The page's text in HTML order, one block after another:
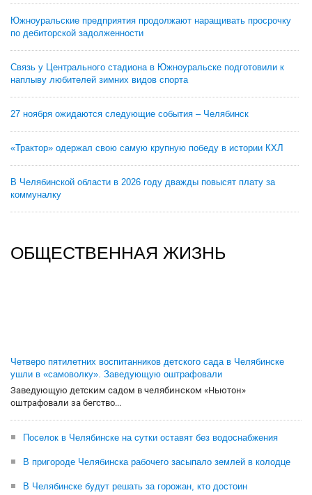
Южноуральские предприятия продолжают наращивать просрочку
по дебиторской задолженности
Связь у Центрального стадиона в Южноуральске подготовили к
наплыву любителей зимних видов спорта
27 ноября ожидаются следующие события – Челябинск
«Трактор» одержал свою самую крупную победу в истории КХЛ
В Челябинской области в 2026 году дважды повысят плату за
коммуналку
ОБЩЕСТВЕННАЯ ЖИЗНЬ
Четверо пятилетних воспитанников детского сада в Челябинске
ушли в «самоволку». Заведующую оштрафовали
Заведующую детским садом в челябинском «Ньютон»
оштрафовали за бегство...
Поселок в Челябинске на сутки оставят без водоснабжения
В пригороде Челябинска рабочего засыпало землей в колодце
В Челябинске будут решать за горожан, кто достоин